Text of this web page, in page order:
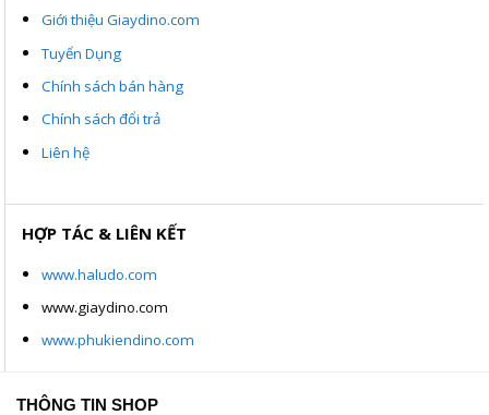
Giới thiệu Giaydino.com
Tuyển Dụng
Chính sách bán hàng
Chính sách đổi trả
Liên hệ
HỢP TÁC & LIÊN KẾT
www.haludo.com
www.giaydino.com
www.phukiendino.com
THÔNG TIN SHOP